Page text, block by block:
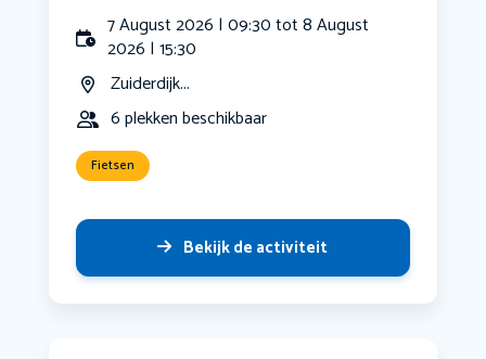
7 August 2026 | 09:30 tot 8 August
2026 | 15:30
Zuiderdijk...
6 plekken beschikbaar
Fietsen
Bekijk de activiteit